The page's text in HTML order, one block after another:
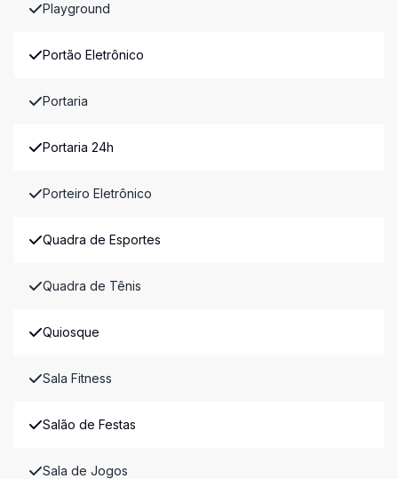
Playground
Portão Eletrônico
Portaria
Portaria 24h
Porteiro Eletrônico
Quadra de Esportes
Quadra de Tênis
Quiosque
Sala Fitness
Salão de Festas
Sala de Jogos